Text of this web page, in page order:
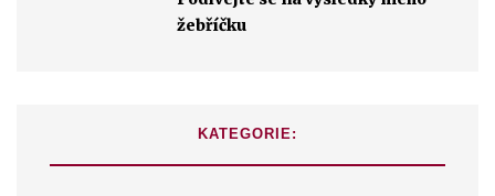
žebříčku
KATEGORIE: